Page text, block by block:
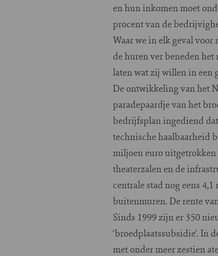
en hun inkomen moet
procent van de
Waar we in elk geval
de huren ver beneden
laten wat zij willen in een
De ontwikkeling van het
paradepaardje van het
bedrijfsplan ingediend
technische haalbaarheid
miljoen euro uitgetrokken
theaterzalen en de
centrale stad nog eens
buitenmuren. De rente
Sinds 1999 zijn er 350
‘broedplaatssubsidie’. In
met onder meer zestien